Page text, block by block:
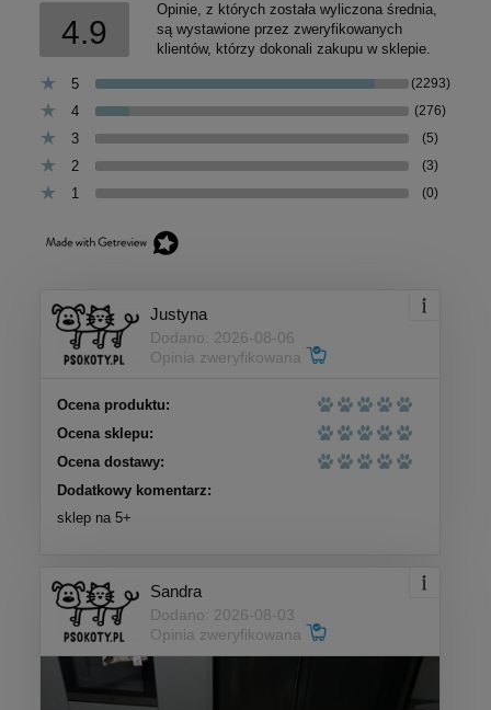
4.9
Opinie, z których została wyliczona średnia,
są wystawione przez zweryfikowanych
klientów, którzy dokonali zakupu w sklepie.
5 (2293)
4 (276)
3 (5)
2 (3)
1 (0)
Justyna
Dodano: 2026-08-06
Opinia zweryfikowana
Ocena produktu:
Ocena sklepu:
Ocena dostawy:
Dodatkowy komentarz:
sklep na 5+
Sandra
Dodano: 2026-08-03
Opinia zweryfikowana